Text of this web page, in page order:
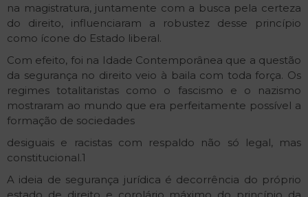
na magistratura, juntamente com a busca pela certeza
do direito, influenciaram a robustez desse princípio
como ícone do Estado liberal.
Com efeito, foi na Idade Contemporânea que a questão
da segurança no direito veio à baila com toda força. Os
regimes totalitaristas como o fascismo e o nazismo
mostraram ao mundo que era perfeitamente possível a
formação de sociedades
desiguais e racistas com respaldo não só legal, mas
constitucional.1
A ideia de segurança jurídica é decorrência do próprio